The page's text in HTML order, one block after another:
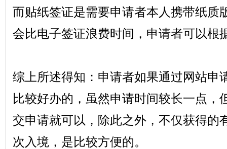
而贴纸签证是需要申请者本人携带纸质
会比电子签证浪费时间，申请者可以根
综上所述得知：申请者如果通过网站申
比较好办的，虽然申请时间较长一点，
交申请就可以，除此之外，不仅获得的
次入境，是比较方便的。